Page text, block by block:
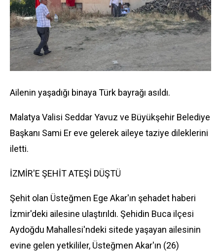
Ailenin yaşadığı binaya Türk bayrağı asıldı.
Malatya Valisi Seddar Yavuz ve Büyükşehir Belediye
Başkanı Sami Er eve gelerek aileye taziye dileklerini
iletti.
İZMİR'E ŞEHİT ATEŞİ DÜŞTÜ
Şehit olan Üsteğmen Ege Akar'ın şehadet haberi
İzmir'deki ailesine ulaştırıldı. Şehidin Buca ilçesi
Aydoğdu Mahallesi'ndeki sitede yaşayan ailesinin
evine gelen yetkililer, Üsteğmen Akar'ın (26)